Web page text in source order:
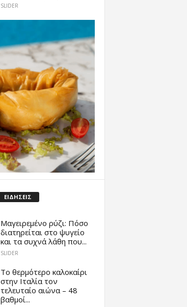
SLIDER
ΕΙΔΗΣΕΙΣ
Μαγειρεμένο ρύζι: Πόσο
διατηρείται στο ψυγείο
και τα συχνά λάθη που...
SLIDER
Το θερμότερο καλοκαίρι
στην Ιταλία τον
τελευταίο αιώνα – 48
βαθμοί...